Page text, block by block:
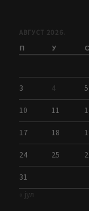
АВГУСТ 2026.
П У С
3 4 5
10 11
17 18
24 25
31
« јул